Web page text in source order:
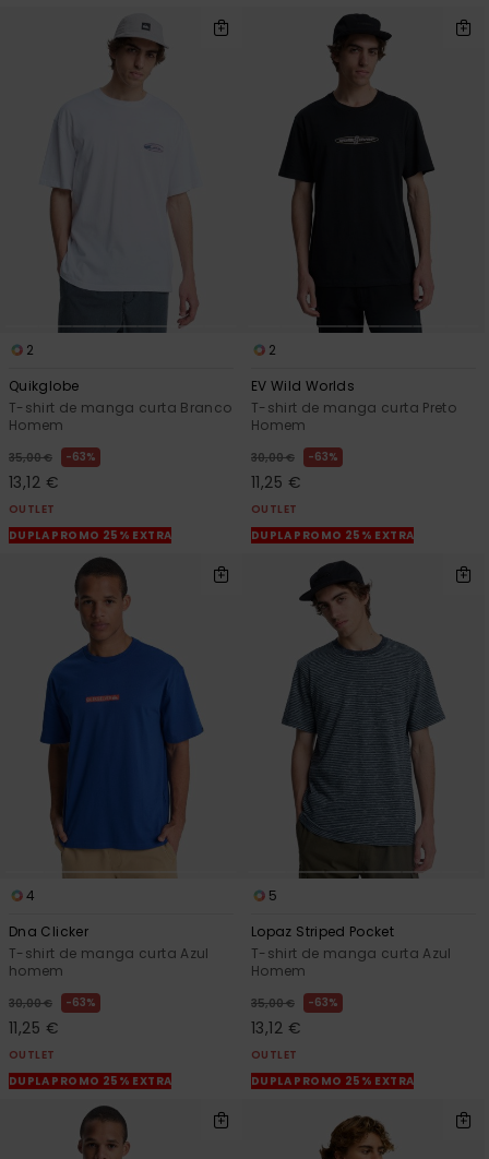
2
Quikglobe
T-shirt de manga curta Branco
Homem
35,00 € 63%
13,12 €
OUTLET
DUPLA PROMO 25% EXTRA
2
EV Wild Worlds
T-shirt de manga curta Preto
Homem
30,00 € 63%
11,25 €
OUTLET
DUPLA PROMO 25% EXTRA
4
Dna Clicker
T-shirt de manga curta Azul
homem
30,00 € 63%
11,25 €
OUTLET
DUPLA PROMO 25% EXTRA
5
Lopaz Striped Pocket
T-shirt de manga curta Azul
Homem
35,00 € 63%
13,12 €
OUTLET
DUPLA PROMO 25% EXTRA